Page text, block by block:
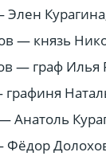
Элен
— князь
— граф Илья
Анатоль
Фёдор